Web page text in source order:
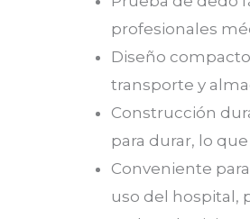
profesionales
Diseño
transporte y
Construcción
para durar, lo
Conveniente
uso del hospital,